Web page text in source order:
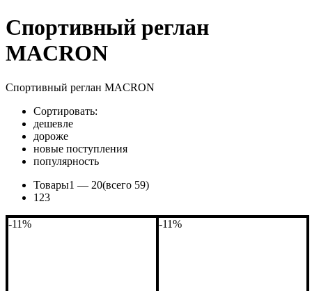
Спортивный реглан
MACRON
Спортивный реглан MACRON
Сортировать:
дешевле
дороже
новые поступления
популярность
Товары1 — 20(всего 59)
1 23
-11% -11%